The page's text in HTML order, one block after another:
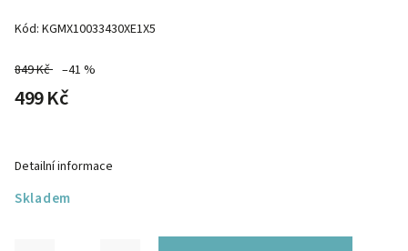
Kód: KGMX10033430XE1X5
849 Kč –41 %
499 Kč
Skladem
Detailní informace